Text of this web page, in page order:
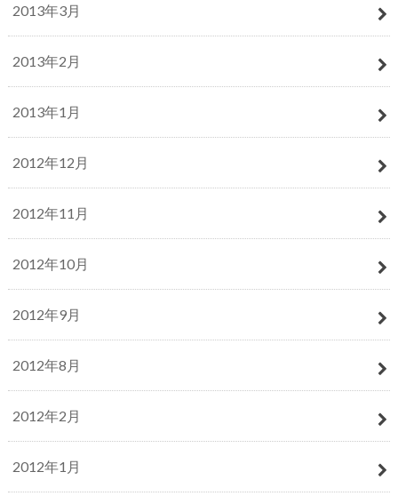
2013年3月
2013年2月
2013年1月
2012年12月
2012年11月
2012年10月
2012年9月
2012年8月
2012年2月
2012年1月